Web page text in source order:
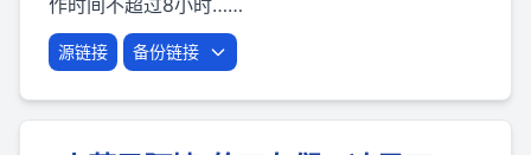
作时间不超过8小时……
源链接 备份链接